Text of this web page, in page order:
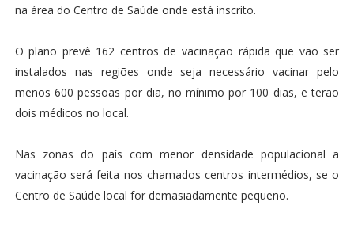
na área do Centro de Saúde onde está inscrito.
O plano prevê 162 centros de vacinação rápida que vão ser
instalados nas regiões onde seja necessário vacinar pelo
menos 600 pessoas por dia, no mínimo por 100 dias, e terão
dois médicos no local.
Nas zonas do país com menor densidade populacional a
vacinação será feita nos chamados centros intermédios, se o
Centro de Saúde local for demasiadamente pequeno.